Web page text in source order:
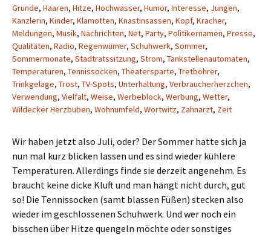
Grunde, Haaren, Hitze, Hochwasser, Humor, Interesse, Jungen,
Kanzlerin, Kinder, Klamotten, Knastinsassen, Kopf, Kracher,
Meldungen, Musik, Nachrichten, Net, Party, Politikernamen, Presse,
Qualitäten, Radio, Regenwümer, Schuhwerk, Sommer,
Sommermonate, Stadtratssitzung, Strom, Tankstellenautomaten,
Temperaturen, Tennissocken, Theatersparte, Tretbohrer,
Trinkgelage, Trost, TV-Spots, Unterhaltung, Verbraucherherzchen,
Verwendung, Vielfalt, Weise, Werbeblock, Werbung, Wetter,
Wildecker Herzbuben, Wohnumfeld, Wortwitz, Zahnarzt, Zeit
Wir haben jetzt also Juli, oder? Der Sommer hatte sich ja
nun mal kurz blicken lassen und es sind wieder kühlere
Temperaturen. Allerdings finde sie derzeit angenehm. Es
braucht keine dicke Kluft und man hängt nicht durch, gut
so! Die Tennissocken (samt blassen Füßen) stecken also
wieder im geschlossenen Schuhwerk. Und wer noch ein
bisschen über Hitze quengeln möchte oder sonstiges